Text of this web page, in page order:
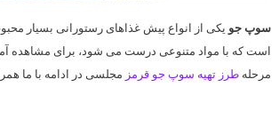
سوپ جو یکی از انواع پیش غذاهای رستورانی بسیار
است که با مواد متنوعی درست می شود، برای مشاهده
مرحله طرز تهیه سوپ جو قرمز مجلسی در ادامه با ما